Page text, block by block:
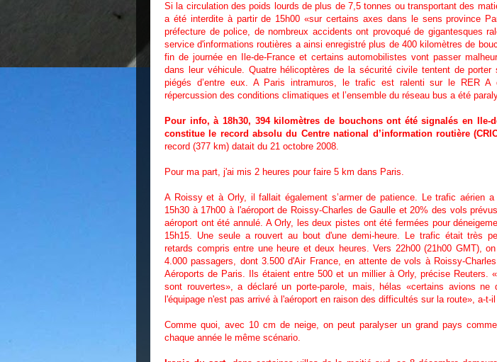
Si la circulation des poids lourds de plus de 7,5 tonnes ou transportant des
a été interdite à partir de 15h00 «sur certains axes dans le sens province
préfecture de police, de nombreux accidents ont provoqué de gigantesques
service d'informations routières a ainsi enregistré plus de 400 kilomètres de
fin de journée en Ile-de-France et certains automobilistes vont passer
dans leur véhicule. Quatre hélicoptères de la sécurité civile tentent de porter
piégés d’entre eux. A Paris intramuros, le trafic est ralenti sur le RER
répercussion des conditions climatiques et l’ensemble du réseau bus a été
Pour info, à 18h30, 394 kilomètres de bouchons ont été signalés en Ile-
constitue le record absolu du Centre national d’information routière
record (377 km) datait du 21 octobre 2008.
Pour ma part, j'ai mis 2 heures pour faire 5 km dans Paris.
A Roissy et à Orly, il fallait également s’armer de patience. Le trafic aérien
15h30 à 17h00 à l'aéroport de Roissy-Charles de Gaulle et 20% des vols
aéroport ont été annulé. A Orly, les deux pistes ont été fermées pour
15h15. Une seule a rouvert au bout d'une demi-heure. Le trafic était très
retards compris entre une heure et deux heures. Vers 22h00 (21h00 GMT),
4.000 passagers, dont 3.500 d'Air France, en attente de vols à Roissy-
Aéroports de Paris. Ils étaient entre 500 et un millier à Orly, précise Reuters.
sont rouvertes», a déclaré un porte-parole, mais, hélas «certains avions ne
l'équipage n'est pas arrivé à l'aéroport en raison des difficultés sur la route», a-t-
Comme quoi, avec 10 cm de neige, on peut paralyser un grand pays
chaque année le même scénario.